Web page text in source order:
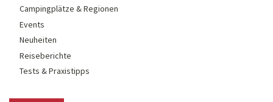
Campingplätze & Regionen
Events
Neuheiten
Reiseberichte
Tests & Praxistipps